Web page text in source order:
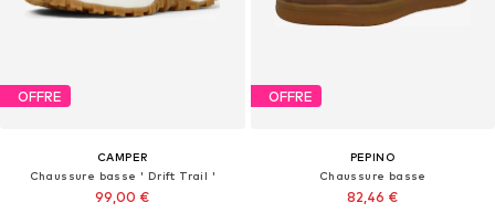
OFFRE
CAMPER
Chaussure basse ' Drift Trail '
99,00 €
OFFRE
PEPINO
Chaussure basse
82,46 €